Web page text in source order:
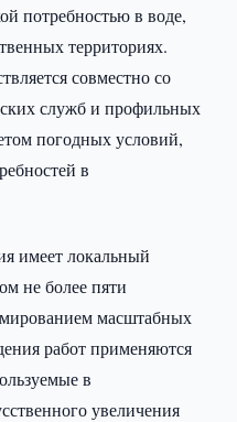
потребностью в воде,
территориях.
совместно со
служб и профильных
погодных условий,
в
имеет локальный
не более пяти
масштабных
работ применяются
в
увеличения